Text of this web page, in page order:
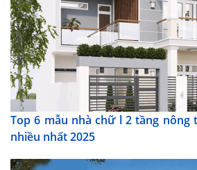
Top 6 mẫu nhà chữ l 2 tầng
nhiều nhất 2025